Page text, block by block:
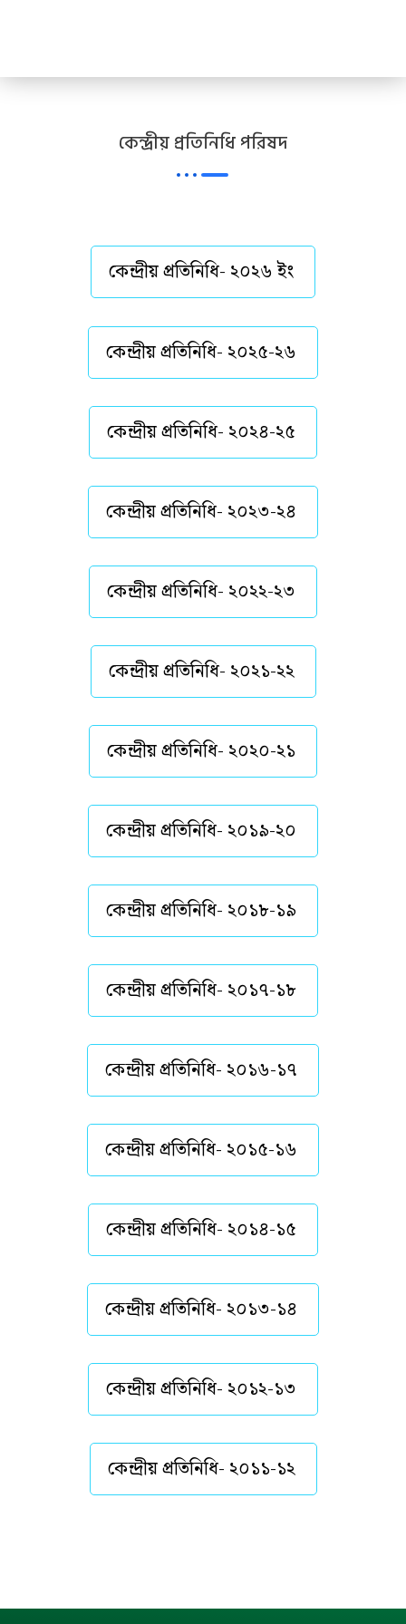
কেন্দ্রীয় প্রতিনিধি পরিষদ
কেন্দ্রীয় প্রতিনিধি- ২০২৬ ইং
কেন্দ্রীয় প্রতিনিধি- ২০২৫-২৬
কেন্দ্রীয় প্রতিনিধি- ২০২৪-২৫
কেন্দ্রীয় প্রতিনিধি- ২০২৩-২৪
কেন্দ্রীয় প্রতিনিধি- ২০২২-২৩
কেন্দ্রীয় প্রতিনিধি- ২০২১-২২
কেন্দ্রীয় প্রতিনিধি- ২০২০-২১
কেন্দ্রীয় প্রতিনিধি- ২০১৯-২০
কেন্দ্রীয় প্রতিনিধি- ২০১৮-১৯
কেন্দ্রীয় প্রতিনিধি- ২০১৭-১৮
কেন্দ্রীয় প্রতিনিধি- ২০১৬-১৭
কেন্দ্রীয় প্রতিনিধি- ২০১৫-১৬
কেন্দ্রীয় প্রতিনিধি- ২০১৪-১৫
কেন্দ্রীয় প্রতিনিধি- ২০১৩-১৪
কেন্দ্রীয় প্রতিনিধি- ২০১২-১৩
কেন্দ্রীয় প্রতিনিধি- ২০১১-১২